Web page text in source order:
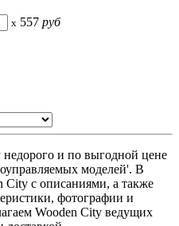
x 557 руб
и по выгодной цене
моделей'. В
City с описаниями, а также
фотографии и
Wooden City ведущих